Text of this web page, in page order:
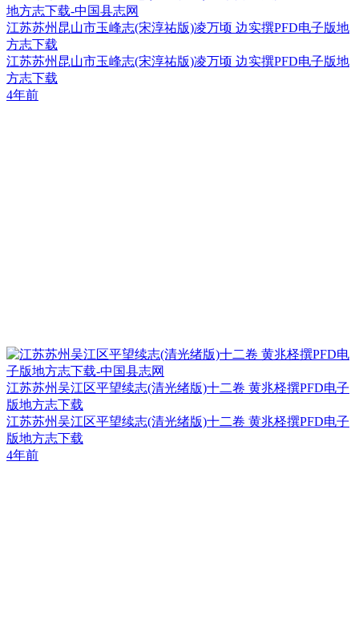
江苏苏州昆山市玉峰志(宋淳祐版)凌万顷 边实撰PFD电子版地
方志下载
江苏苏州昆山市玉峰志(宋淳祐版)凌万顷 边实撰PFD电子版地
方志下载
4年前
江苏苏州吴江区平望续志(清光绪版)十二卷 黄兆柽撰PFD电子
版地方志下载
江苏苏州吴江区平望续志(清光绪版)十二卷 黄兆柽撰PFD电子
版地方志下载
4年前